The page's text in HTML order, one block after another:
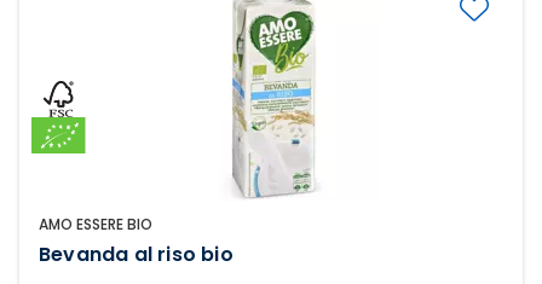
AMO ESSERE BIO
Bevanda al riso bio